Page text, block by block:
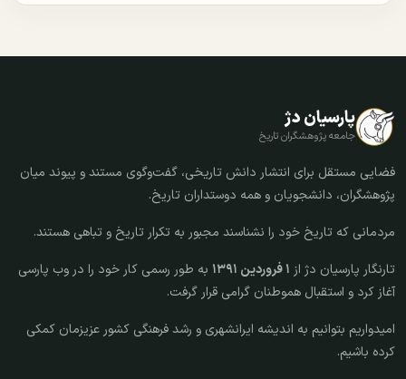
پارسیان دژ
جامعه پژوهشگران تاریخ
فضایی مستقل برای انتشار دانش تاریخی، گفت‌وگوی مستند و پیوند میان
پژوهشگران، دانشجویان و همه دوستداران تاریخ.
مردمانی که تاریخ خود را نشناسند مجبور به تکرار تاریخ و تباهی هستند.
تارنگار پارسیان دژ از ۱ فروردین ۱۳۹۱
به طور رسمی کار خود را در وب پارسی
آغاز کرد و استقبال هموطنان گرامی قرار گرفت.
امیدواریم بتوانیم به اندیشه ایرانشهری و رشد فرهنگی کشور عزیزمان کمکی
کرده باشیم.